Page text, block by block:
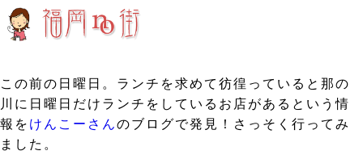
この前の日曜日。ランチを求めて彷徨っていると那の
川に日曜日だけランチをしているお店があるという情
報を けんこーさんのブログで発見！さっそく行ってみ
ました。